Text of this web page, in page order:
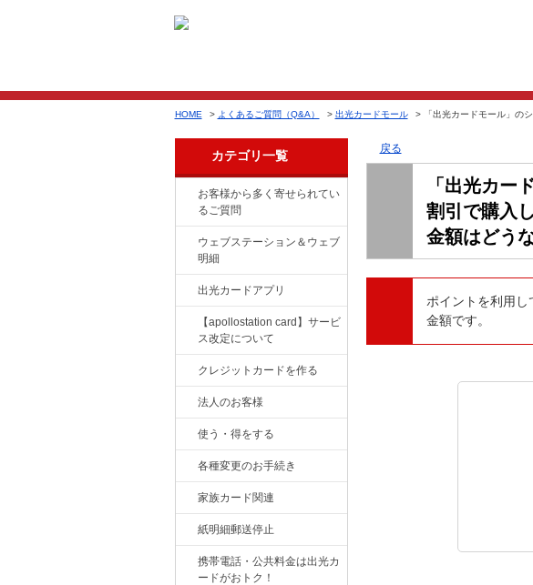
HOME > よくあるご質問（Q&A） > 出光カードモール > 「出光カードモール」の
カテゴリ一覧
お客様から多く寄せられてい
るご質問
ウェブステーション＆ウェブ
明細
出光カードアプリ
【apollostation card】サービ
ス改定について
クレジットカードを作る
法人のお客様
使う・得をする
各種変更のお手続き
家族カード関連
紙明細郵送停止
携帯電話・公共料金は出光カ
ードがおトク！
戻る
「出光カー
割引で購入
金額はどう
ポイントを利用
金額です。